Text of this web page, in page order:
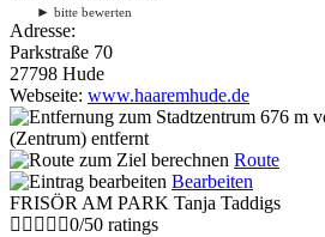
► bitte bewerten
Adresse:
Parkstraße 70
27798 Hude
Webseite: www.haaremhude.de
676 m
(Zentrum) entfernt
Route
Bearbeiten
FRISÖR AM PARK Tanja Taddigs
0/50 ratings